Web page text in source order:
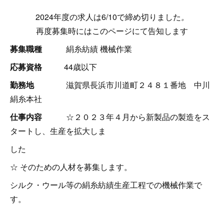
2024年度の求人は6/10で締め切りました。
再度募集時にはこのページにて告知します
募集職種 絹糸紡績 機械作業
応募資格 44歳以下
勤務地 滋賀県長浜市川道町２４８１番地 中川
絹糸本社
仕事内容 ☆２０２３年４月から新製品の製造をス
タートし、生産を拡大しま
した
☆ そのための人材を募集します。
シルク・ウール等の絹糸紡績生産工程での機械作業で
す。